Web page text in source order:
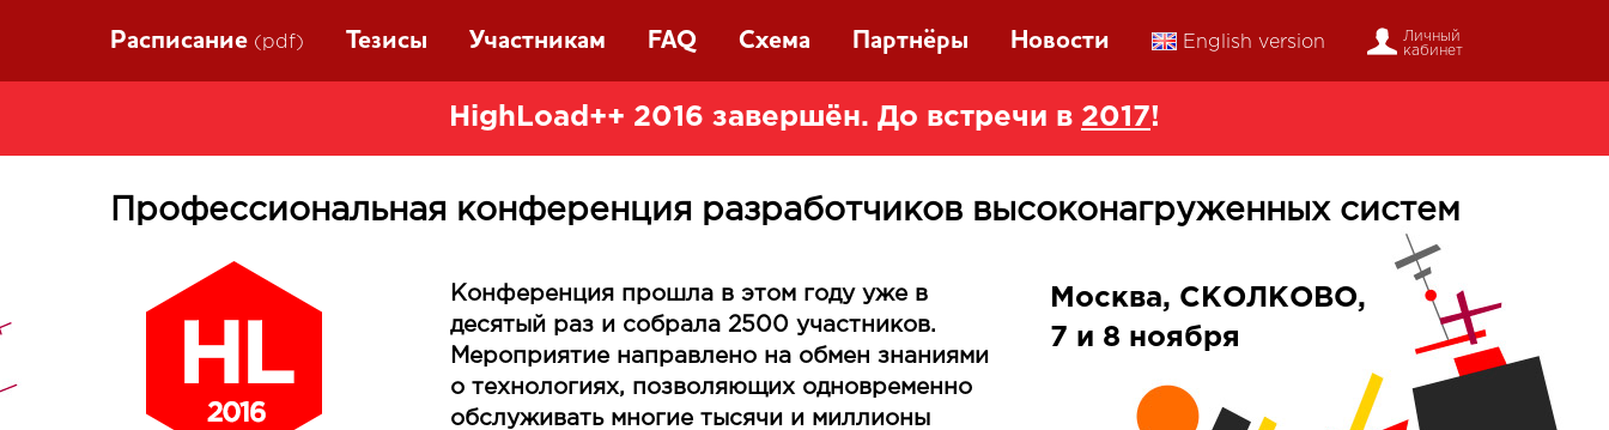
Расписание (pdf) Тезисы Участникам FAQ Схема Партнёры Новости English version
Личный
кабинет
HighLoad++ 2016 завершён. До встречи в 2017!
Профессиональная конференция разработчиков высоконагруженных систем
Москва, СКОЛКОВО,
7 и 8 ноября
Конференция прошла в этом году уже в
десятый раз и собрала 2500 участников.
Мероприятие направлено на обмен знаниями
о технологиях, позволяющих одновременно
обслуживать многие тысячи и миллионы